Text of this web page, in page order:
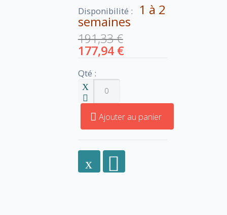
Disponibilité : 1 à 2
semaines
191,33 €
177,94 €
Qté :
Ajouter au panier